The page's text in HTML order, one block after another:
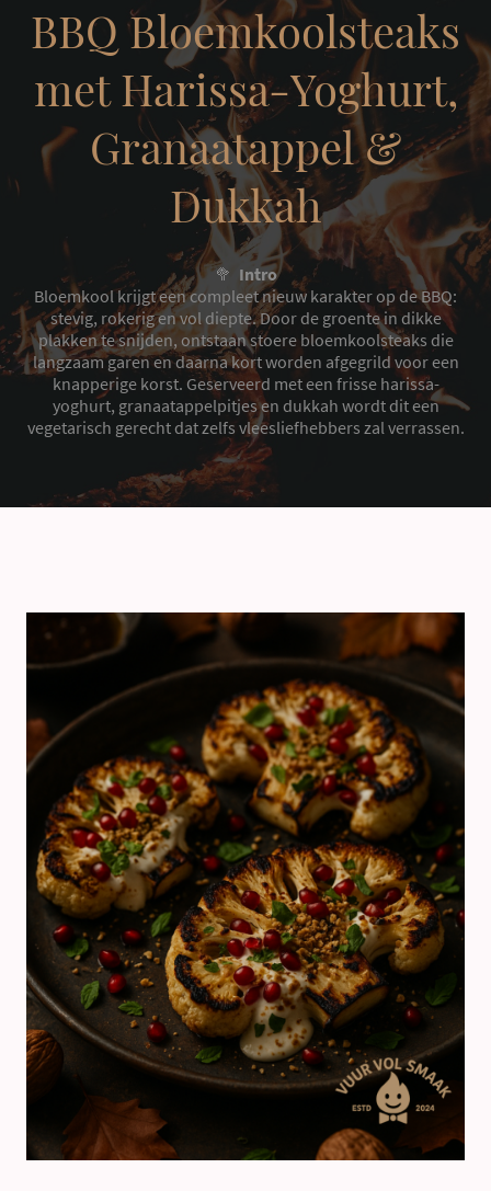
BBQ Bloemkoolsteaks
met Harissa-Yoghurt,
Granaatappel &
Dukkah
🥦 Intro
Bloemkool krijgt een compleet nieuw karakter op de BBQ:
stevig, rokerig en vol diepte. Door de groente in dikke
plakken te snijden, ontstaan stoere bloemkoolsteaks die
langzaam garen en daarna kort worden afgegrild voor een
knapperige korst. Geserveerd met een frisse harissa-
yoghurt, granaatappelpitjes en dukkah wordt dit een
vegetarisch gerecht dat zelfs vleesliefhebbers zal verrassen.